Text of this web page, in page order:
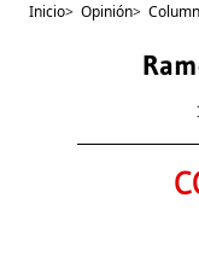
Inicio> Opinión>